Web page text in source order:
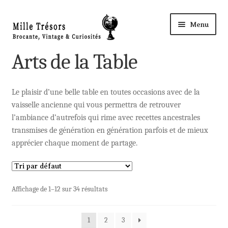
à
navigation
au
Menu
le
enfant
Décoration
Arts de la Table
Arts de la Table
Le plaisir d’une belle table en toutes occasions avec de la
vaisselle ancienne qui vous permettra de retrouver
l’ambiance d’autrefois qui rime avec recettes ancestrales
transmises de génération en génération parfois et de mieux
apprécier chaque moment de partage.
Affichage de 1–12 sur 34 résultats
1 2 3